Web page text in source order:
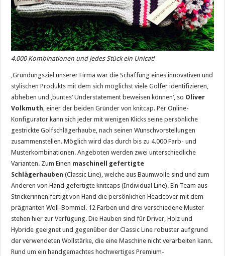
4.000 Kombinationen und jedes Stück ein Unicat!
‚Gründungsziel unserer Firma war die Schaffung eines innovativen und
stylischen Produkts mit dem sich möglichst viele Golfer identifizieren,
abheben und ‚buntes‘ Understatement beweisen können‘, so Oliver
Volkmuth , einer der beiden Gründer von knitcap. Per Online-
Konfigurator kann sich jeder mit wenigen Klicks seine persönliche
gestrickte Golfschlägerhaube, nach seinen Wunschvorstellungen
zusammenstellen. Möglich wird das durch bis zu 4.000 Farb- und
Musterkombinationen. Angeboten werden zwei unterschiedliche
Varianten. Zum Einen maschinell gefertigte
Schlägerhauben (Classic Line), welche aus Baumwolle sind und zum
Anderen von Hand gefertigte knitcaps (Individual Line). Ein Team aus
Strickerinnen fertigt von Hand die persönlichen Headcover mit dem
prägnanten Woll-Bommel. 12 Farben und drei verschiedene Muster
stehen hier zur Verfügung. Die Hauben sind für Driver, Holz und
Hybride geeignet und gegenüber der Classic Line robuster aufgrund
der verwendeten Wollstärke, die eine Maschine nicht verarbeiten kann.
Rund um ein handgemachtes hochwertiges Premium-